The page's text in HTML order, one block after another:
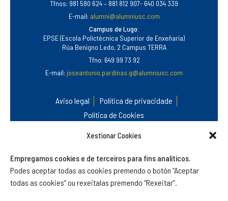
Xestionar Cookies
Empregamos cookies e de terceiros para fins analíticos.
Podes aceptar todas as cookies premendo o botón “Aceptar
todas as cookies” ou rexeitalas premendo “Rexeitar”.
Tfnos: 981 580 624 – 881 812 907- 640 034 339
E-mail: alumni@alumniusc.com
Campus de Lugo:
EPSE (Escola Polictécnica Superior de Enxeñaría)
Rúa Benigno Ledo, 2 Campus TERRA
Tfno: 649 99 73 92
E-mail: joseantonio.pardinas.g@alumniusc.com
Aviso legal
Política de privacidade
Política de Cookies